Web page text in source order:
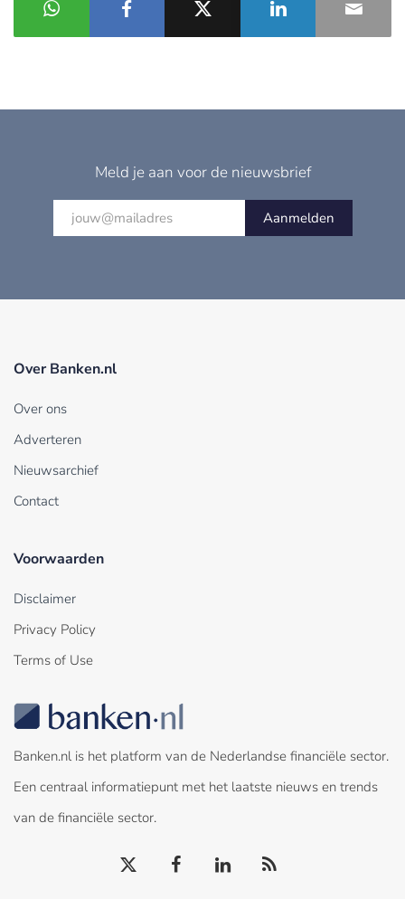
Meld je aan voor de nieuwsbrief
Aanmelden
Over Banken.nl
Over ons
Adverteren
Nieuwsarchief
Contact
Voorwaarden
Disclaimer
Privacy Policy
Terms of Use
Banken.nl is het platform van de Nederlandse financiële sector.
Een centraal informatiepunt met het laatste nieuws en trends
van de financiële sector.